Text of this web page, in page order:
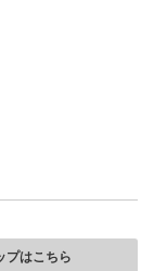
プはこちら